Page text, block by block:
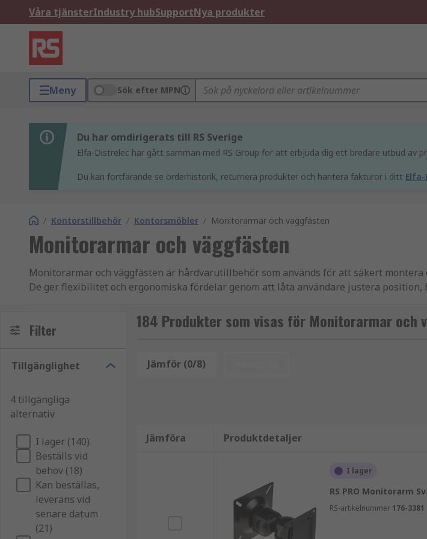
Våra tjänsterIndustry hubSupportNya produkter
Meny Sök efter MPN
Du har omdirigerats till RS Sverige
Elfa-Distrelec har gått samman med RS Group för att erbjuda dig ett bredare utbud av
Du kan fortfarande se orderhistorik, returnera produkter och hantera fakturor i ditt
/ Kontorstillbehör / Kontorsmöbler / Monitorarmar och väggfästen
Monitorarmar och väggfästen
Monitorarmar och väggfästen är hårdvarutillbehör som används för att säkert
De ger flexibilitet och ergonomiska fördelar genom att låta användare justera
en klämma eller genomföringsmontering. De har justerbara armar och fästen som
inkluderar:
Flexibilitet:
Monitorarmar låter användare justera höjd, lutning, vridning och
användare att hitta den mest bekväma och ergonomiska visningspositionen, vilket
Genom att lyfta skärmen från skrivbordsytan frigör
kompakta arbetsmiljöer.
Förbättrat samarbete
: Vissa monitorarmar stöder flera skärmar, vilket gör det
ökad produktivitet och samarbete.
Väggfästen
Filter
Tillgänglighet
4 tillgängliga
alternativ
I lager (140)
Beställs vid
behov (18)
Kan beställas,
leverans vid
senare datum
(21)
184 Produkter som visas för Monitorarmar och
Jämför (0/8)
Jämföra Produktdetaljer
I lager
RS PRO Monitorarm
RS-artikelnummer 176-3381